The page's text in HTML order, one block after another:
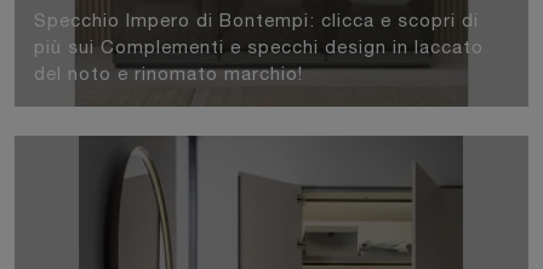
Specchio Impero di Bontempi: clicca e scopri di
più sui Complementi e specchi design in laccato
del noto e rinomato marchio!